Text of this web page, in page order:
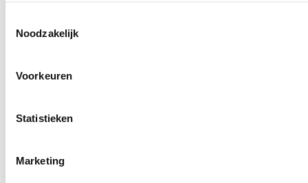
We gebruiken cookies om content en advertenties te
verstrekt of die ze hebben verzameld op basis van uw
Noodzakelijk
Voorkeuren
Statistieken
Marketing